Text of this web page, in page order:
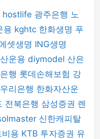
hostlife 광주은행 노
용 kghtc 한화생명 푸
셋생명 ING생명
운용 diymodel 산은
행 롯데손해보험 강
우리은행 한화자산운
전북은행 삼성증권 렌
신한캐피탈
용 KTB 투자증권 유